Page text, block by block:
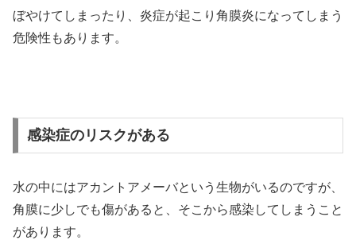
ぼやけてしまったり、炎症が起こり角膜炎になってしまう
危険性もあります。
感染症のリスクがある
水の中にはアカントアメーバという生物がいるのですが、
角膜に少しでも傷があると、そこから感染してしまうこと
があります。